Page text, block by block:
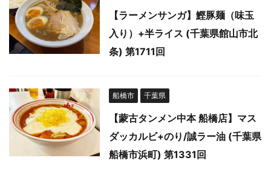
【ラーメンサンガ】鰹豚麺（味玉
入り）+半ライス (千葉県館山市北
条) 第1711回
船橋市 千葉県
【蒙古タンメン中本 船橋店】マス
ダッカルビ+のり/誠ラー油 (千葉県
船橋市浜町) 第1331回